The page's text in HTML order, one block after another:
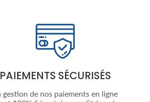
PAIEMENTS SÉCURISÉS
gestion de nos paiements en ligne